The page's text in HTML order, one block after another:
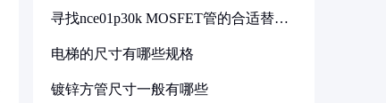
寻找nce01p30k MOSFET管的合适替代
电梯的尺寸有哪些规格
镀锌方管尺寸一般有哪些